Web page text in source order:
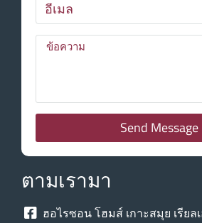
Send Message
ตามเรามา
ฮอไรซอน โฮมส์ เกาะสมุย เรียล